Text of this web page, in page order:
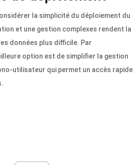
la simplicité du déploiement du
et une gestion complexes rendent la
données plus difficile. Par
option est de simplifier la gestion
utilisateur qui permet un accès rapide